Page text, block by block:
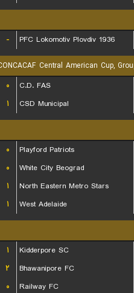
- PFC Lokomotiv Plovdiv 1936
Central American Cup,
۰
C.D. FAS
۱ CSD Municipal
۰
Playford Patriots
۰
White City Beograd
۱
North Eastern Metro Stars
۱ West Adelaide
۱
Kidderpore SC
۲
Bhawanipore FC
۰ Railway FC